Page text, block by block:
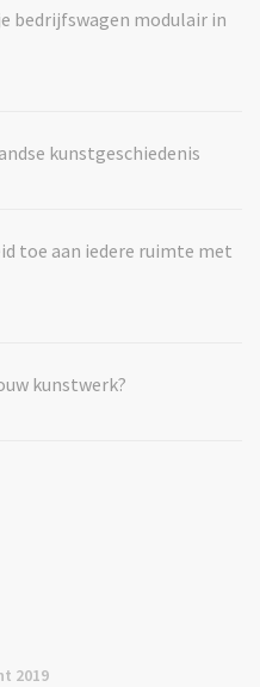
bedrijfswagen modulair in
kunstgeschiedenis
toe aan iedere ruimte met
kunstwerk?